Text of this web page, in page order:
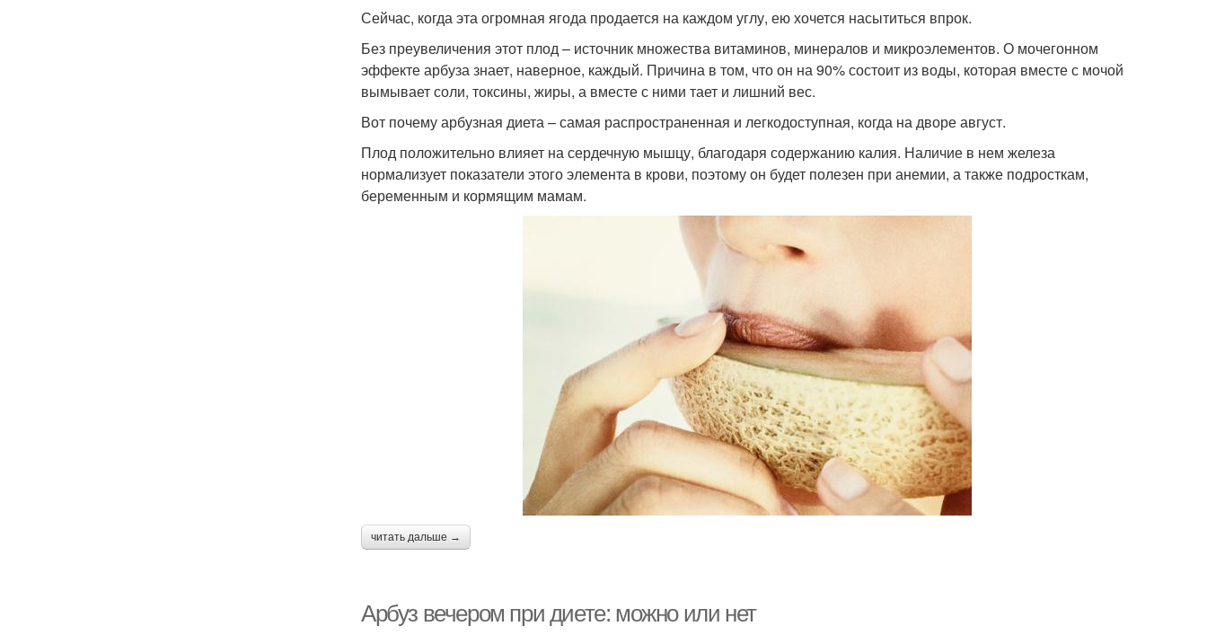
Сейчас, когда эта огромная ягода продается на каждом углу, ею хочется насытиться впрок.
Без преувеличения этот плод – источник множества витаминов, минералов и микроэлементов. О мочегонном
эффекте арбуза знает, наверное, каждый. Причина в том, что он на 90% состоит из воды, которая вместе с мочой
вымывает соли, токсины, жиры, а вместе с ними тает и лишний вес.
Вот почему арбузная диета – самая распространенная и легкодоступная, когда на дворе август.
Плод положительно влияет на сердечную мышцу, благодаря содержанию калия. Наличие в нем железа
нормализует показатели этого элемента в крови, поэтому он будет полезен при анемии, а также подросткам,
беременным и кормящим мамам.
читать дальше →
Арбуз вечером при диете: можно или нет